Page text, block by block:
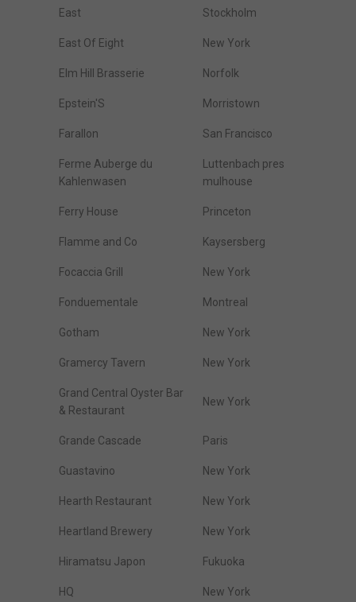
East Stockholm
East Of Eight New York
Elm Hill Brasserie Norfolk
Epstein'S Morristown
Farallon San Francisco
Ferme Auberge du
Kahlenwasen
Luttenbach pres
mulhouse
Ferry House Princeton
Flamme and Co Kaysersberg
Focaccia Grill New York
Fonduementale Montreal
Gotham New York
Gramercy Tavern New York
Grand Central Oyster Bar
& Restaurant
New York
Grande Cascade Paris
Guastavino New York
Hearth Restaurant New York
Heartland Brewery New York
Hiramatsu Japon Fukuoka
HQ New York